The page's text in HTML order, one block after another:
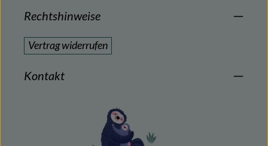
Rechtshinweise
Vertrag widerrufen
Kontakt